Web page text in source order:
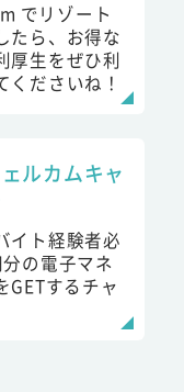
でリゾート
たら、お得な
厚生をぜひ利
くださいね！
ルカムキャ
イト経験者必
の電子マネ
GETするチャ